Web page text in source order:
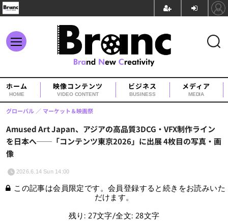
ホーム
HOME
映像コンテンツ
VIDEO CONTENT
ビジネス
BUSINESS
メディア
MEDIA
Amused Art Japan、アジアの高品質3DCG・VFX制作ライン
を日本へ──「コンテンツ東京2026」に出展 4枚目の写真・画
像
グローバル マーケット＆映画祭
2026.6.14 Sun 14:00
この記事は会員限定です。会員登録すると続きをお読みいた
だけます。
残り: 27文字/全文: 28文字